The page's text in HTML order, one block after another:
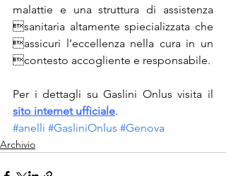
malattie e una struttura di assistenza
sanitaria altamente spiecializzata che
assicuri l’eccellenza nella cura in un
contesto accogliente e responsabile.
sito internet ufficiale.
#anelli #GasliniOnlus #Genova
Archivio